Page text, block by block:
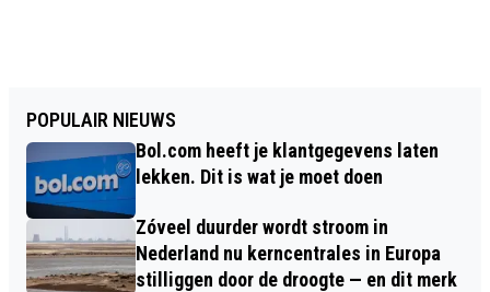
POPULAIR NIEUWS
Bol.com heeft je klantgegevens laten
lekken. Dit is wat je moet doen
Zóveel duurder wordt stroom in
Nederland nu kerncentrales in Europa
stilliggen door de droogte — en dit merk